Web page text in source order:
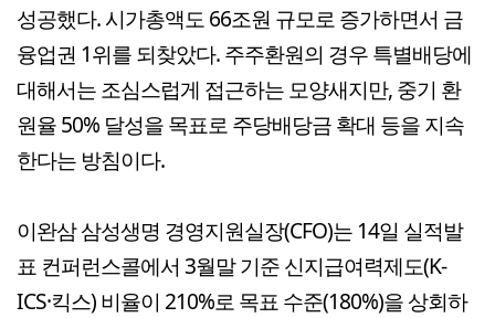
성공했다. 시가총액도 66조원 규모로 증가하면서 금
융업권 1위를 되찾았다. 주주환원의 경우 특별배당에
대해서는 조심스럽게 접근하는 모양새지만, 중기 환
원율 50% 달성을 목표로 주당배당금 확대 등을 지속
한다는 방침이다.
이완삼 삼성생명 경영지원실장(CFO)는 14일 실적발
표 컨퍼런스콜에서 3월말 기준 신지급여력제도(K-
ICS·킥스) 비율이 210%로 목표 수준(180%)을 상회하